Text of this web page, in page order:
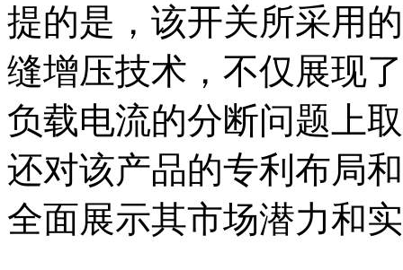
提的是，该开关所采用
缝增压技术，不仅展现
负载电流的分断问题上
还对该产品的专利布局
全面展示其市场潜力和